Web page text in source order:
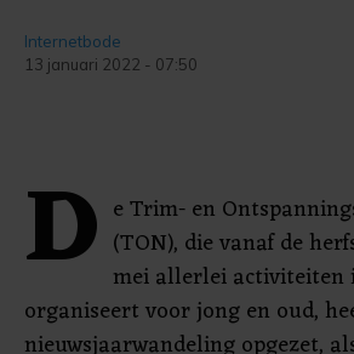
Internetbode
13 januari 2022 - 07:50
D e Trim- en
(TON), die vanaf de
mei allerlei activiteiten
organiseert voor jong en oud,
nieuwsjaarwandeling opgezet,